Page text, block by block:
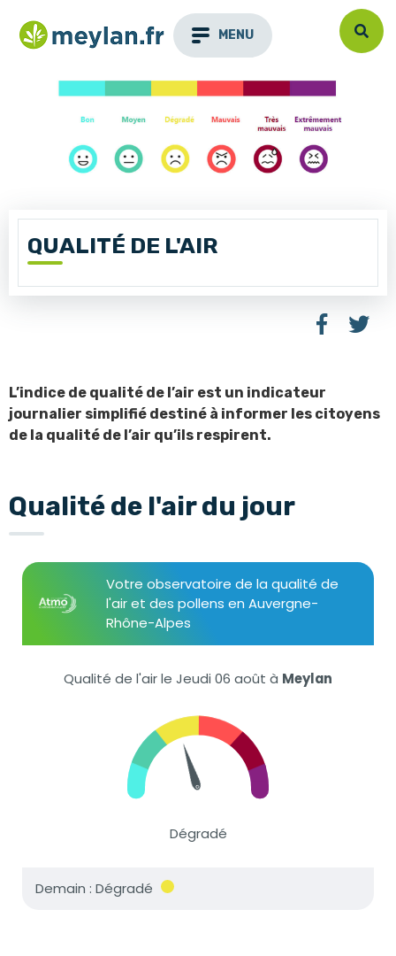
MENU
QUALITÉ DE L'AIR
L’indice de qualité de l’air est un indicateur
journalier simplifié destiné à informer les citoyens
de la qualité de l’air qu’ils respirent.
Qualité de l'air du jour